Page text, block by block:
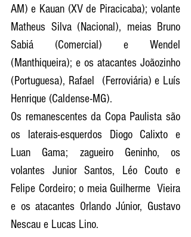
AM) e Kauan (XV de Piracicaba); volante
Matheus Silva (Nacional), meias Bruno
Sabiá (Comercial) e Wendel
(Manthiqueira); e os atacantes Joãozinho
(Portuguesa), Rafael  (Ferroviária) e Luís
Henrique (Caldense-MG).
Os remanescentes da Copa Paulista são
os laterais-esquerdos Diogo Calixto e
Luan Gama; zagueiro Geninho, os
volantes Junior Santos, Léo Couto e
Felipe Cordeiro; o meia Guilherme  Vieira
e os atacantes Orlando Júnior, Gustavo
Nescau e Lucas Lino.